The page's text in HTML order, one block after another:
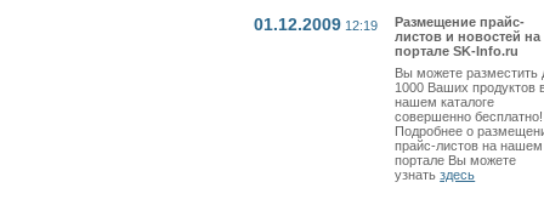
01.12.2009 12:19
Размещение прайс-
листов и новостей на
портале SK-Info.ru
Вы можете разместить
1000 Ваших продуктов
нашем каталоге
совершенно бесплатно!
Подробнее о
прайс-листов на нашем
портале Вы можете
узнатьздесь